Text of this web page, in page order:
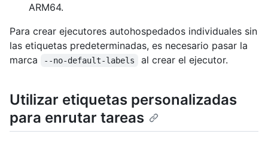
ARM64.
Para crear ejecutores autohospedados individuales sin
las etiquetas predeterminadas, es necesario pasar la
marca
--no-default-labels al crear el ejecutor.
Utilizar etiquetas personalizadas
para enrutar tareas